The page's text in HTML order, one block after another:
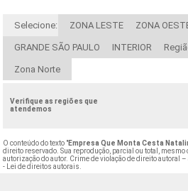
Selecione: ZONA LESTE ZONA
GRANDE SÃO PAULO INTERIOR
Zona Norte
Verifique as regiões que
atendemos
O conteúdo do texto "Empresa Que Monta Cesta
direito reservado. Sua reprodução, parcial ou total,
autorização do autor. Crime de violação de direito autoral
- Lei de direitos autorais